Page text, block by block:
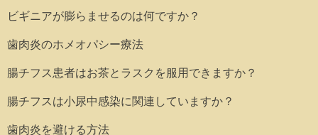
ビギニアが膨らませるのは何ですか？
歯肉炎のホメオパシー療法
腸チフス患者はお茶とラスクを服用できますか？
腸チフスは小尿中感染に関連していますか？
歯肉炎を避ける方法